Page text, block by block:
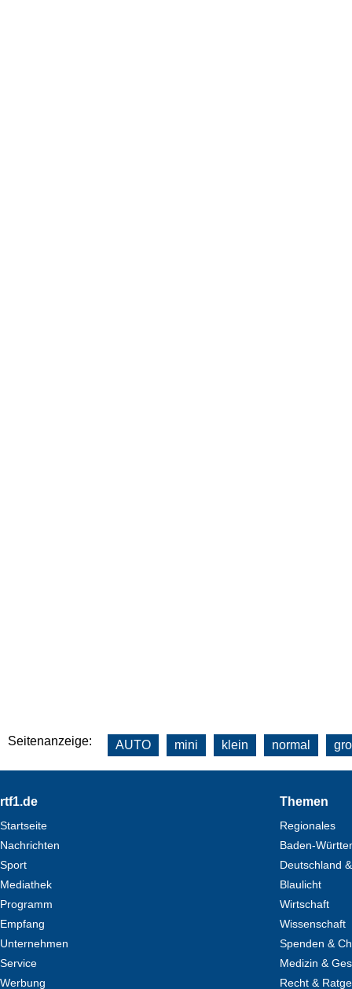
Seitenanzeige: AUTO mini klein normal
Footer
rtf1.de
Startseite
Nachrichten
Sport
Mediathek
Programm
Empfang
Unternehmen
Service
Werbung
Themen
Regionales
Baden-
Deutschland
Blaulicht
Wirtschaft
Wissenschaft
Spenden &
Medizin &
Recht &